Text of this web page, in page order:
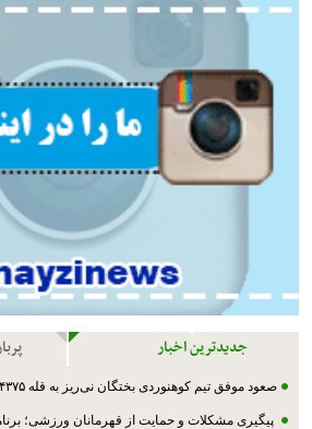
جدیدترین اخبار
صعود موفق تیم کوهنوردی بختگان نی‌ریز به قله ۴۳۷۵ متری لاله‌زار کرمان
پیگیری مشکلات و حمایت از قهرمانان ورزشی؛